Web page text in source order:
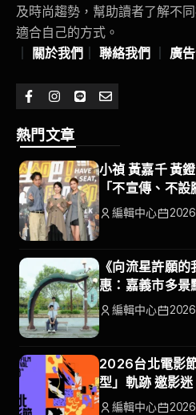
及時尚趨勢，幫助讀者了解不
適合自己的方式。
關於我們 聯絡我們 廣
熱門文章
小禎 黃嘉千 黃
「不宣傳、不設
編輯中心
《向流星許願
惠：嘉義市多景
編輯中心
2026台北電影
型」軌跡 邀影
編輯中心